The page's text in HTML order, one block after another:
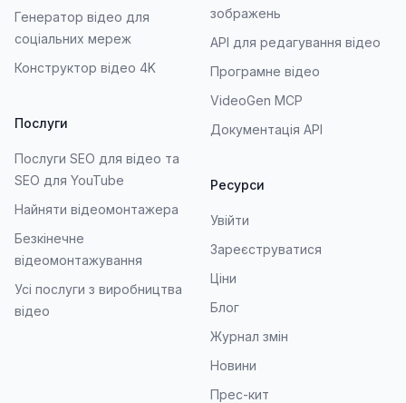
Генератор відео для
соціальних мереж
Конструктор відео 4K
Послуги
Послуги SEO для відео та
SEO для YouTube
Найняти відеомонтажера
Безкінечне
відеомонтажування
Усі послуги з виробництва
відео
зображень
API для редагування відео
Програмне відео
VideoGen MCP
Документація API
Ресурси
Увійти
Зареєструватися
Ціни
Блог
Журнал змін
Новини
Прес-кит